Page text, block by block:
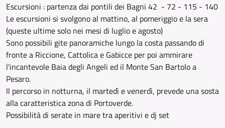
Escursioni : partenza dai pontili dei Bagni 42 - 72 - 115 - 140
Le escursioni si svolgono al mattino, al pomeriggio e la sera
(queste ultime solo nei mesi di luglio e agosto)
Sono possibili gite panoramiche lungo la costa passando di
fronte a Riccione, Cattolica e Gabicce per poi ammirare
l'incantevole Baia degli Angeli ed il Monte San Bartolo a
Pesaro.
Il percorso in notturna, il martedì e venerdì, prevede una sosta
alla caratteristica zona di Portoverde.
Possibilità di serate in mare tra aperitivi e dj set